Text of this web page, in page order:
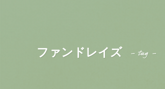
ファンドレイズ – tag –